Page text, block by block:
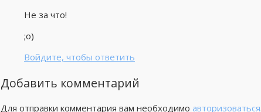
Не за что!
;о)
Войдите, чтобы ответить
Добавить комментарий
Для отправки комментария вам необходимо авторизоваться